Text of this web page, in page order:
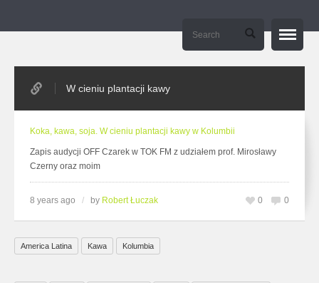
E-learning – tierramedia.eu
W cieniu plantacji kawy
Koka, kawa, soja. W cieniu plantacji kawy w Kolumbii
Zapis audycji OFF Czarek w TOK FM z udziałem prof. Mirosławy
Czerny oraz moim
8 years ago / by Robert Łuczak 0
0
America Latina Kawa Kolumbia